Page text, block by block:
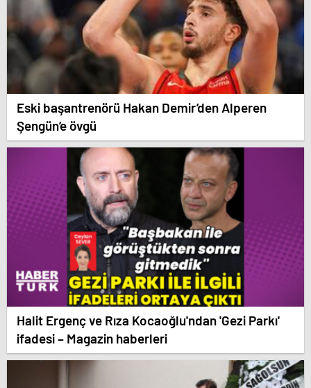
Eski başantrenörü Hakan Demir’den Alperen
Şengün’e övgü
Halit Ergenç ve Rıza Kocaoğlu'ndan 'Gezi Parkı'
ifadesi – Magazin haberleri